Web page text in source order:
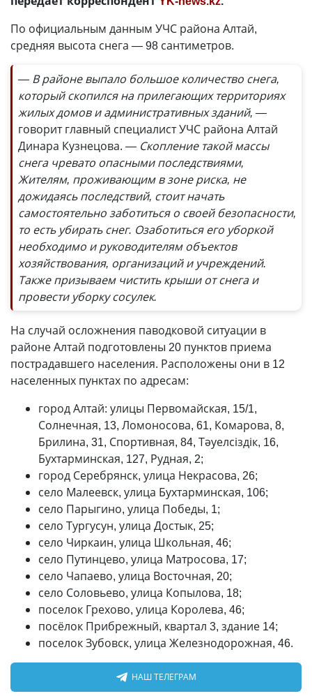
По официальным данным УЧС района Алтай,
средняя высота снега —98 сантиметров.
— В районе выпало большое количество снега,
который скопился на прилегающих территориях
жилых домов и административных зданий, —
говорит главный специалист УЧС района Алтай
Динара Кузнецова. — Скопление такой массы
снега чревато опасными последствиями,
Жителям, проживающим в зоне риска, не
дожидаясь последствий, стоит начать
самостоятельно заботиться о своей безопасности,
то есть убирать снег. Озаботиться его уборкой
необходимо и руководителям объектов
хозяйствования, организаций и учреждений.
Также призываем чистить крыши от снега и
провести уборку сосулек.
На случай осложнения паводковой ситуации в
районе Алтай подготовлены 20 пунктов приема
пострадавшего населения. Расположены они в 12
населенных пунктах по адресам:
город Алтай: улицы Первомайская, 15/1,
Солнечная, 13, Ломоносова, 61, Комарова, 8,
Брилина, 31, Спортивная, 84, Тәуелсіздік, 16,
Бухтарминская, 127, Рудная, 2;
город Серебрянск, улица Некрасова, 26;
село Малеевск, улица Бухтарминская, 106;
село Парыгино, улица Победы, 1;
село Тургусун, улица Достык, 25;
село Чиркаин, улица Школьная, 46;
село Путинцево, улица Матросова, 17;
село Чапаево, улица Восточная, 20;
село Соловьево, улица Копылова, 18;
поселок Грехово, улица Королева, 46;
посёлок Прибрежный, квартал 3, здание 14;
поселок Зубовск, улица Железнодорожная, 46.
НАШ ТЕЛЕГРАМ